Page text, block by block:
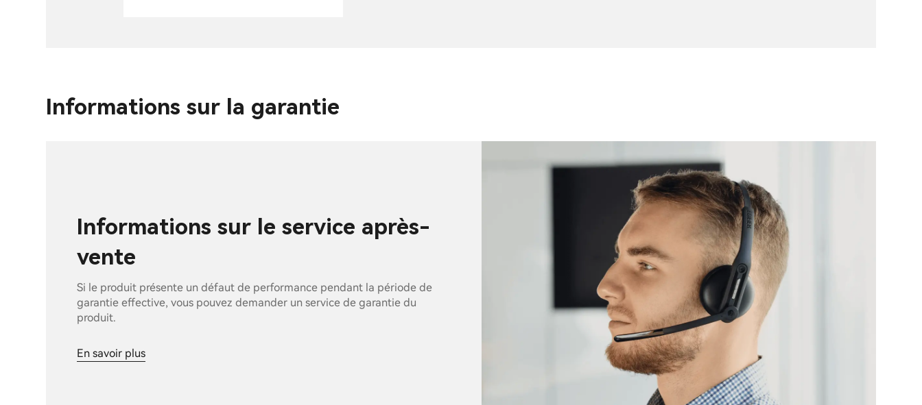
Informations sur la garantie
Informations sur le service après-
vente
Si le produit présente un défaut de performance pendant la période de
garantie effective, vous pouvez demander un service de garantie du
produit.
En savoir plus